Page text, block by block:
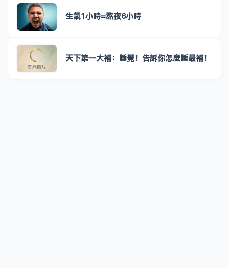
生氣1小時=熬夜6小時
天下第一大補：睡覺！告訴你怎麼睡最補！